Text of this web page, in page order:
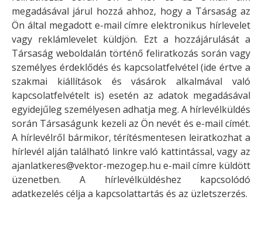
megadásával járul hozzá ahhoz, hogy a Társaság az
Ön által megadott e-mail címre elektronikus hírlevelet
vagy reklámlevelet küldjön. Ezt a hozzájárulását a
Társaság weboldalán történő feliratkozás során vagy
személyes érdeklődés és kapcsolatfelvétel (ide értve a
szakmai kiállítások és vásárok alkalmával való
kapcsolatfelvételt is) esetén az adatok megadásával
egyidejűleg személyesen adhatja meg. A hírlevélküldés
során Társaságunk kezeli az Ön nevét és e-mail címét.
A hírlevélről bármikor, térítésmentesen leiratkozhat a
hírlevél alján található linkre való kattintással, vagy az
ajanlatkeres@vektor-mezogep.hu e-mail címre küldött
üzenetben. A hírlevélküldéshez kapcsolódó
adatkezelés célja a kapcsolattartás és az üzletszerzés.